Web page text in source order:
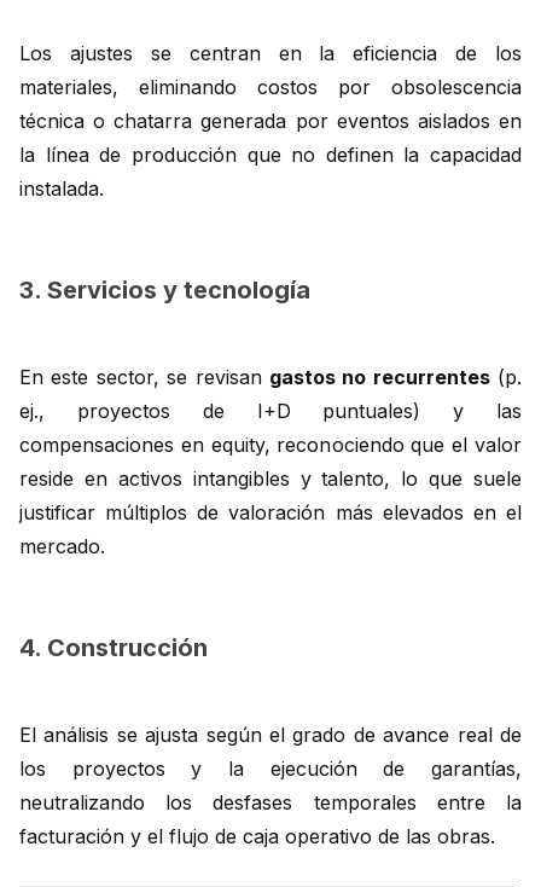
Los ajustes se centran en la eficiencia de los
materiales, eliminando costos por obsolescencia
técnica o chatarra generada por eventos aislados en
la línea de producción que no definen la capacidad
instalada.
3. Servicios y tecnología
En este sector, se revisan gastos no recurrentes(p.
ej., proyectos de I+D puntuales) y las
compensaciones en equity, reconociendo que el valor
reside en activos intangibles y talento, lo que suele
justificar múltiplos de valoración más elevados en el
mercado.
4. Construcción
El análisis se ajusta según el grado de avance real de
los proyectos y la ejecución de garantías,
neutralizando los desfases temporales entre la
facturación y el flujo de caja operativo de las obras.